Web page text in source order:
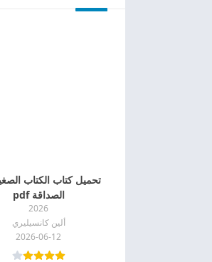
تحميل كتاب الكتاب
الصداقة pdf
2026
ألين كانسيليري
2026-06-12